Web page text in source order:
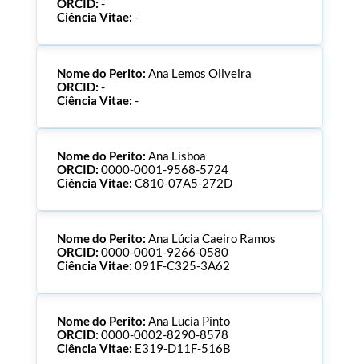
ORCID: -
Ciência Vitae: -
Nome do Perito: Ana Lemos Oliveira
ORCID: -
Ciência Vitae: -
Nome do Perito: Ana Lisboa
ORCID: 0000-0001-9568-5724
Ciência Vitae: C810-07A5-272D
Nome do Perito: Ana Lúcia Caeiro Ramos
ORCID: 0000-0001-9266-0580
Ciência Vitae: 091F-C325-3A62
Nome do Perito: Ana Lucia Pinto
ORCID: 0000-0002-8290-8578
Ciência Vitae: E319-D11F-516B